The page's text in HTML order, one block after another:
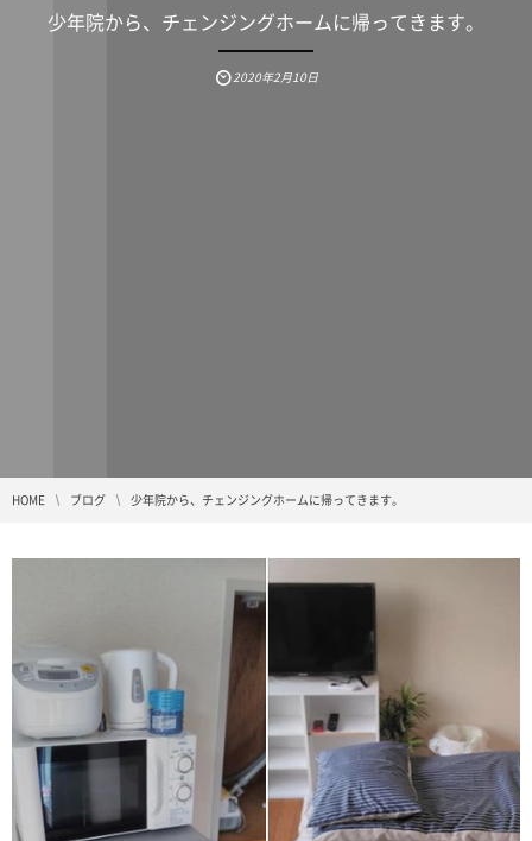
少年院から、チェンジングホームに帰ってきます。
2020年2月10日
HOME ブログ 少年院から、チェンジングホームに帰ってきます。